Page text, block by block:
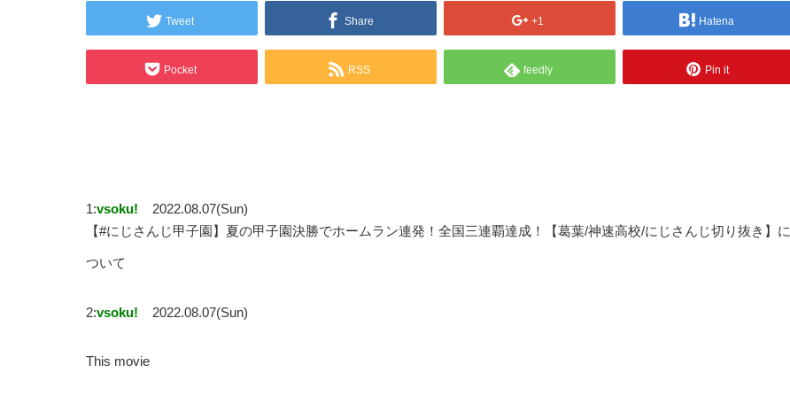
Tweet Share +1 Hatena
Pocket RSS feedly Pin it
1:vsoku!
2022.08.07(Sun)
【#にじさんじ甲子園】夏の甲子園決勝でホームラン連発！全国三連覇達成！【葛葉/神速高校/にじさんじ切り抜き】に
ついて
2:vsoku! 2022.08.07(Sun)
This movie